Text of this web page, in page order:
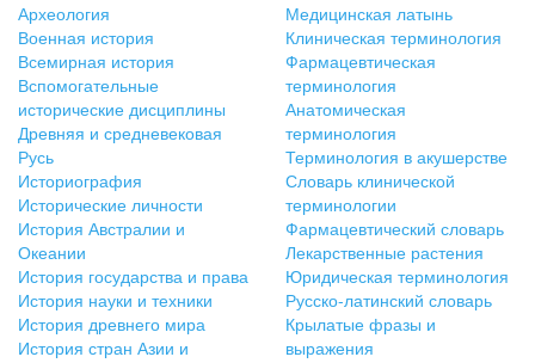
Археология
Военная история
Всемирная история
Вспомогательные
исторические дисциплины
Древняя и средневековая
Русь
Историография
Исторические личности
История Австралии и
Океании
История государства и права
История науки и техники
История древнего мира
История стран Азии и
Медицинская латынь
Клиническая терминология
Фармацевтическая
терминология
Анатомическая
терминология
Терминология в акушерстве
Словарь клинической
терминологии
Фармацевтический словарь
Лекарственные растения
Юридическая терминология
Русско-латинский словарь
Крылатые фразы и
выражения